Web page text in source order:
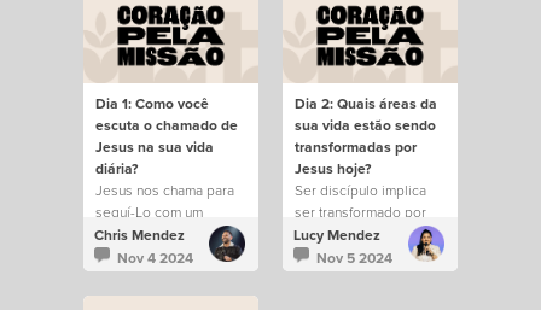
Dia 1: Como você
escuta o chamado de
Jesus na sua vida
diária?
Jesus nos chama para
seguí-Lo com um
propósito.
Chris Mendez
Nov 4 2024
Dia 2: Quais áreas da
sua vida estão sendo
transformadas por
Jesus hoje?
Ser discípulo implica
ser transformado por
Cristo.
Lucy Mendez
Nov 5 2024